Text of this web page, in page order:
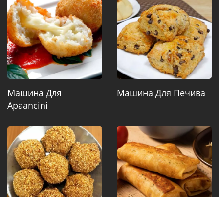
Машина Для
Араancinі
Машина Для Печива